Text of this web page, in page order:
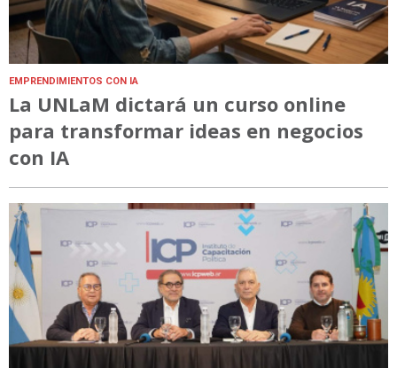
EMPRENDIMIENTOS CON IA
La UNLaM dictará un curso online
para transformar ideas en negocios
con IA